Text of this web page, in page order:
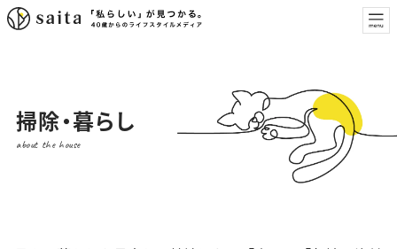
掃除・暮らし
about the house